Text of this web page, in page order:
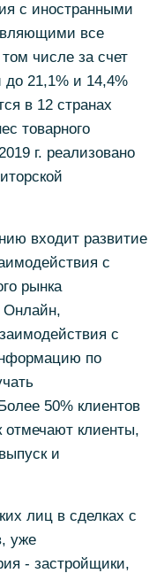
с иностранными
все
числе за счет
до 21,1% и 14,4%
в 12 странах
товарного
г. реализовано
входит развитие
с
рынка
Онлайн,
с
по
50% клиентов
отмечают клиенты,
и
лиц в сделках с
уже
- застройщики,